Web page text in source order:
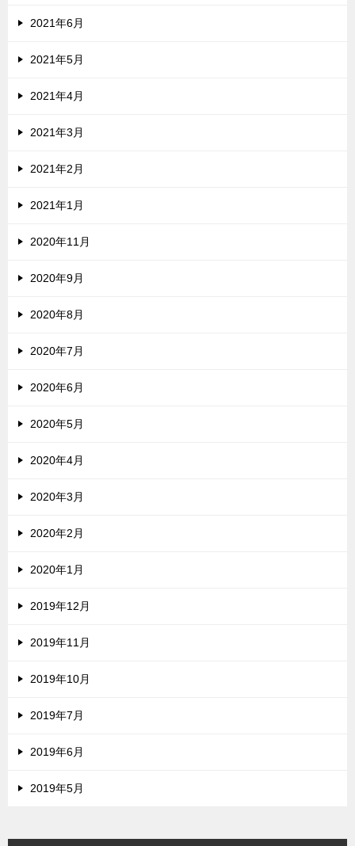
2021年6月
2021年5月
2021年4月
2021年3月
2021年2月
2021年1月
2020年11月
2020年9月
2020年8月
2020年7月
2020年6月
2020年5月
2020年4月
2020年3月
2020年2月
2020年1月
2019年12月
2019年11月
2019年10月
2019年7月
2019年6月
2019年5月